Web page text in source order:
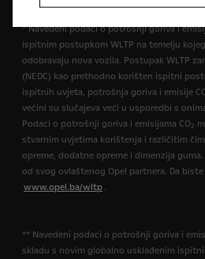
* Navedeni podaci o potrošnji goriva i
ispitnim postupkom WLTP na temelju
odobravaju nova vozila. Postupak WLTP
(NEDC) kao prethodno korišten ispitni
ispitnih uvjeta, potrošnja goriva i emisije
većini su slučajeva veći u usporedbi s
Podaci o potrošnji goriva i emisijama CO2
stvarnim uvjetima korištenja i različitim
opreme, dodatne opreme i dimenzija
od svog ovlaštenog Opel partnera. Da
www.opel.ba/wltp .
** Navedeni podaci o potrošnji goriva i
skladu s novim globalno usklađenim